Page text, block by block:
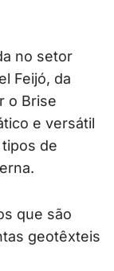
no setor
Feijó, da
o Brise
e versátil
de
que são
geotêxteis